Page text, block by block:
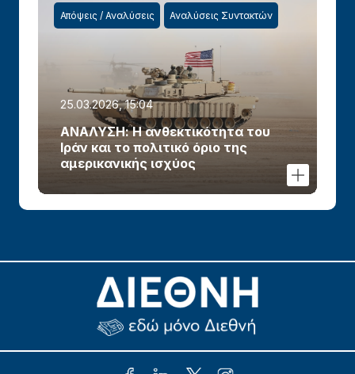
Απόψεις / Αναλύσεις Αναλύσεις Συντακτών
25.03.2026, 15:04
ΑΝΑΛΥΣΗ: Η ανθεκτικότητα του
Ιράν και το πολιτικό όριο της
αμερικανικής ισχύος